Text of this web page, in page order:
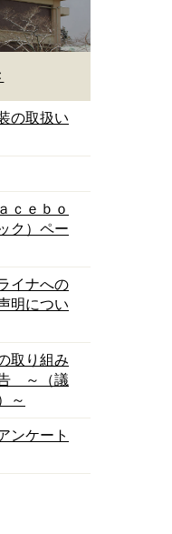
の取扱い
ｃｅｂｏ
ク）ペー
イナへの
明につい
取り組み
～（議
～
ンケート